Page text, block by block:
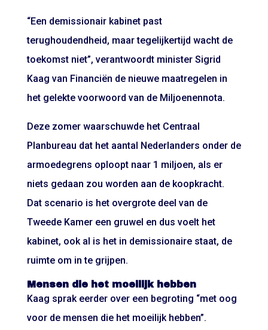
“Een demissionair kabinet past
terughoudendheid, maar tegelijkertijd wacht de
toekomst niet”, verantwoordt minister Sigrid
Kaag van Financiën de nieuwe maatregelen in
het gelekte voorwoord van de Miljoenennota.
Deze zomer waarschuwde het Centraal
Planbureau dat het aantal Nederlanders onder de
armoedegrens oploopt naar 1 miljoen, als er
niets gedaan zou worden aan de koopkracht.
Dat scenario is het overgrote deel van de
Tweede Kamer een gruwel en dus voelt het
kabinet, ook al is het in demissionaire staat, de
ruimte om in te grijpen.
Mensen die het moeilijk hebben
Kaag sprak eerder over een begroting “met oog
voor de mensen die het moeilijk hebben”.